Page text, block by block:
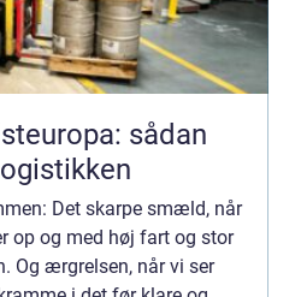
sådan
Det skarpe smæld, når
op og med høj fart og stor
Og ærgrelsen, når vi ser